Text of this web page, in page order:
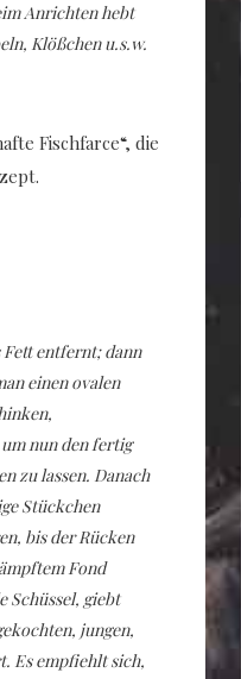
Anrichten hebt
Klößchen u.s.w.
Fischfarce“, die
Fett entfernt; dann
einen ovalen
nun den fertig
zu lassen. Danach
Stückchen
bis der Rücken
Fond
Schüssel, giebt
jungen,
Es empfiehlt sich,